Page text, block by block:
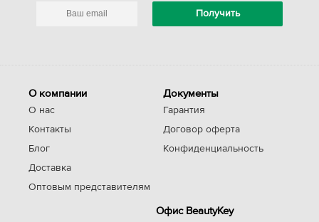
О компании
О нас
Контакты
Блог
Доставка
Оптовым представителям
Документы
Гарантия
Договор оферта
Конфиденциальность
Офис BeautyKey